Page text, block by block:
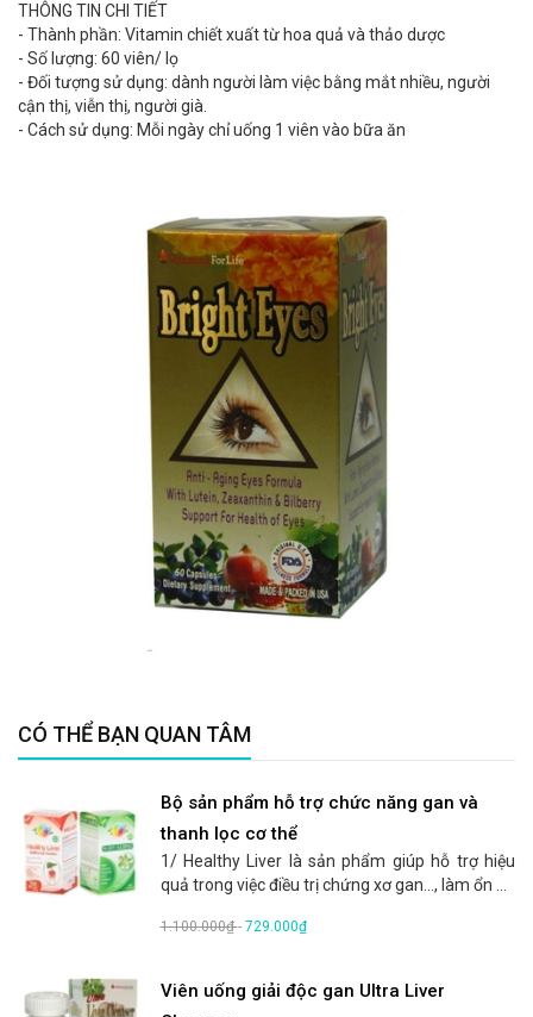
THÔNG TIN CHI TIẾT
- Thành phần: Vitamin chiết xuất từ hoa quả và thảo dược
- Số lượng: 60 viên/ lọ
- Đối tượng sử dụng: dành người làm việc bằng mắt nhiều, người
cận thị, viễn thị, người già.
- Cách sử dụng: Mỗi ngày chỉ uống 1 viên vào bữa ăn
CÓ THỂ BẠN QUAN TÂM
Bộ sản phẩm hỗ trợ chức năng gan và
thanh lọc cơ thể
1/ Healthy Liver là sản phẩm giúp hỗ trợ hiệu
quả trong việc điều trị chứng xơ gan..., làm ổn ...
1.100.000₫- 729.000₫
Viên uống giải độc gan Ultra Liver